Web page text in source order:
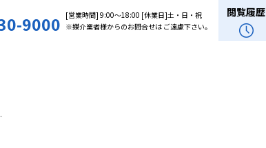
9000
[営業時間] 9:00〜18:00 [休業日]土・日・祝
※媒介業者様からのお問合せは ご遠慮下さい。
閲覧履歴